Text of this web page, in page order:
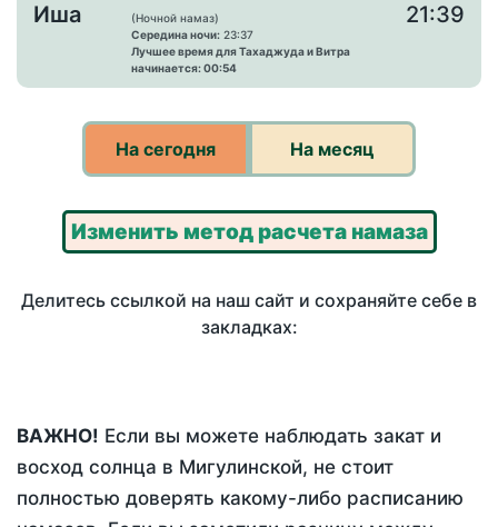
Иша
(Ночной намаз)
Середина ночи: 23:37
Лучшее время для Тахаджуда и Витра
начинается: 00:54
21:39
На сегодня На месяц
Изменить метод расчета намаза
Делитесь ссылкой на наш сайт и сохраняйте себе в
закладках:
ВАЖНО! Если вы можете наблюдать закат и
восход солнца в Мигулинской, не стоит
полностью доверять какому-либо расписанию